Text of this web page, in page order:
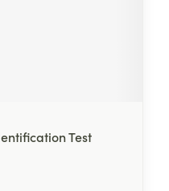
Test